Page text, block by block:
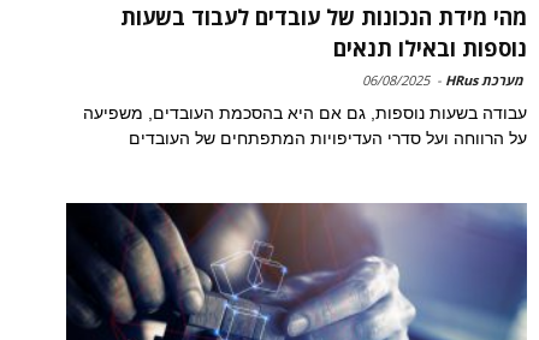
מהי מידת הנכונות של עובדים לעבוד בשעות
נוספות ובאילו תנאים
מערכת HRus -
06/08/2025
עבודה בשעות נוספות, גם אם היא בהסכמת העובדים, משפיעה
על הרווחה ועל סדרי העדיפויות המתפתחים של העובדים